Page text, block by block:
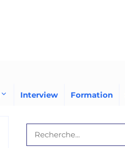
Interview Formation